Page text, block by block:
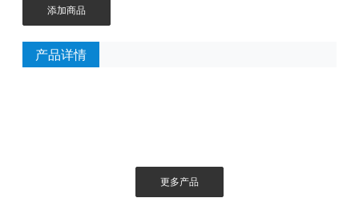
添加商品
产品详情
更多产品